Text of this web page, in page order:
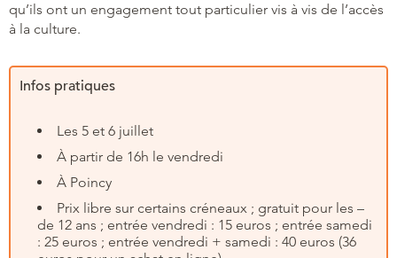
qu’ils ont un engagement tout particulier vis à vis de l’accès
à la culture.
Infos pratiques
Les 5 et 6 juillet
À partir de 16h le vendredi
À Poincy
Prix libre sur certains créneaux ; gratuit pour les –
de 12 ans ; entrée vendredi : 15 euros ; entrée samedi
: 25 euros ; entrée vendredi + samedi : 40 euros (36